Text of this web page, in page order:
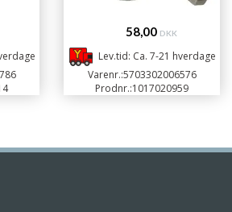
58,00 DKK
Lev.tid: Ca. 7-21 hverdage
Varenr.:5703302006576
Prodnr.:1017020959